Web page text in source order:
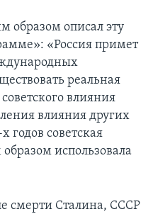
описал эту
«Россия примет
реальная
влияния
влияния других
годов советская
использовала
смерти Сталина, СССР